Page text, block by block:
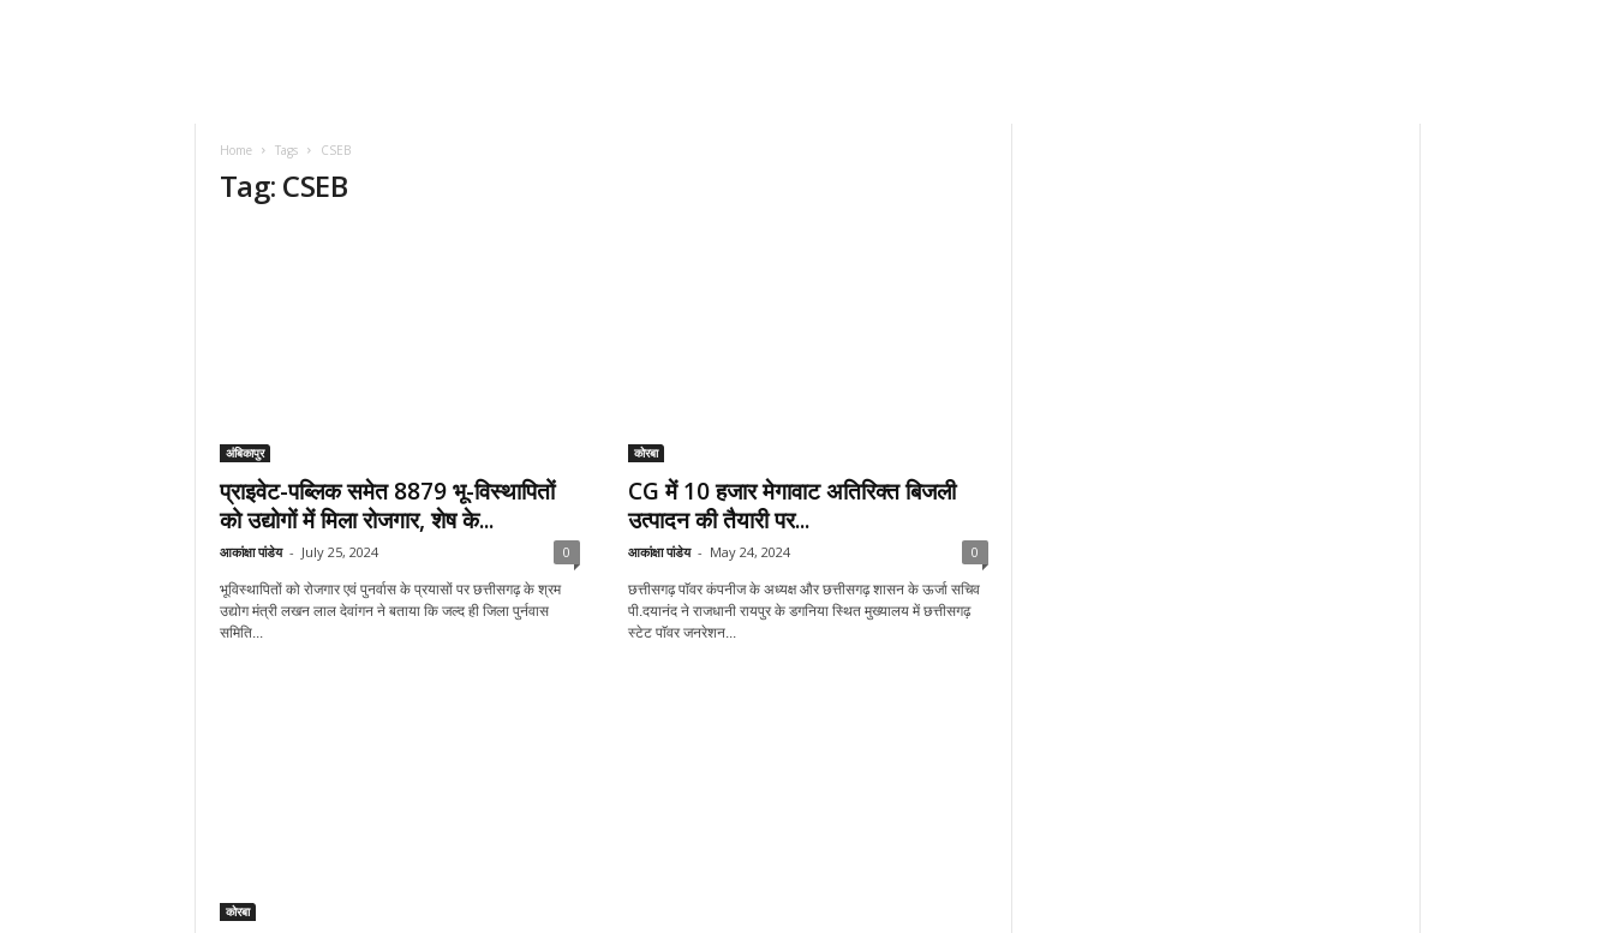
Home Tags CSEB
Tag: CSEB
अंबिकापुर
प्राइवेट-पब्लिक समेत 8879 भू-विस्थापितों
को उद्योगों में मिला रोजगार, शेष के...
आकांक्षा पांडेय - July 25, 2024 0
भूविस्थापितों को रोजगार एवं पुनर्वास के प्रयासों पर छत्तीसगढ़ के श्रम
उद्योग मंत्री लखन लाल देवांगन ने बताया कि जल्द ही जिला पुर्नवास
समिति...
कोरबा
CG में 10 हजार मेगावाट अतिरिक्त बिजली
उत्पादन की तैयारी पर...
आकांक्षा पांडेय - May 24, 2024 0
छत्तीसगढ़ पाॅवर कंपनीज के अध्यक्ष और छत्तीसगढ़ शासन के ऊर्जा सचिव
पी.दयानंद ने राजधानी रायपुर के डगनिया स्थित मुख्यालय में छत्तीसगढ़
स्टेट पाॅवर जनरेशन...
कोरबा